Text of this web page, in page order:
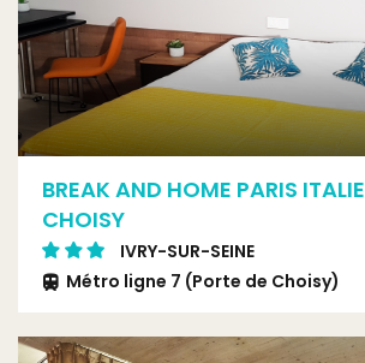
BREAK AND HOME PARIS
CHOISY
IVRY-SUR-SEINE
Métro ligne 7 (Porte de Choisy)